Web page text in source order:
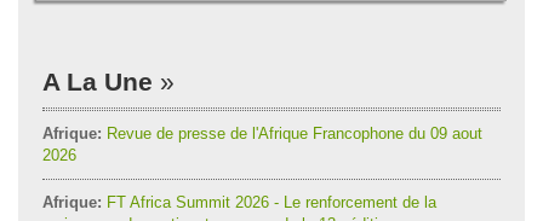
A La Une
Afrique: Revue de presse de l'Afrique Francophone du 09 aout
2026
Afrique: FT Africa Summit 2026 - Le renforcement de la